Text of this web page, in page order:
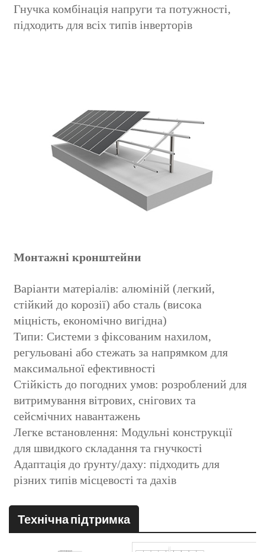
Гнучка комбінація напруги та потужності,
підходить для всіх типів інверторів
Монтажні кронштейни
Варіанти матеріалів: алюміній (легкий,
стійкий до корозії) або сталь (висока
міцність, економічно вигідна)
Типи: Системи з фіксованим нахилом,
регульовані або стежать за напрямком для
максимальної ефективності
Стійкість до погодних умов: розроблений для
витримування вітрових, снігових та
сейсмічних навантажень
Легке встановлення: Модульні конструкції
для швидкого складання та гнучкості
Адаптація до ґрунту/даху: підходить для
різних типів місцевості та дахів
Технічна підтримка